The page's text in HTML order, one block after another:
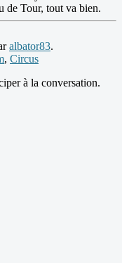
de Tour, tout va bien.
albator83.
, Circus
à la conversation.